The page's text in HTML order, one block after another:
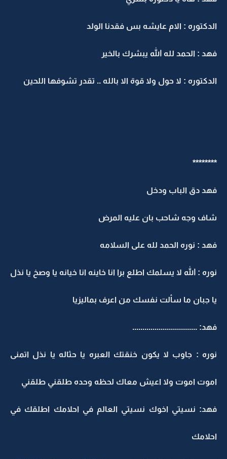
: الام عايشه بس فقدنا الولد
: الحمد لله الله يبشرك بالخير
: لا حول ولا قوة الا بالله .. تقدر تشوفها اللحين
دق الباب ودخل
وجه شاحب بان عليه المرض
: نوره الحمد لله على السلامه
: الله لا يسلمك اطلع برا انا خاينه انا خيانه يا وصخ يا نذل
جبان ما سألت نفسك من اعرف بماليزيا
................................
: جاوب لا يكون خنقتك العبره يا حثاله يا نذل اتمنى
اموت ولا اعيش معاك لحظه وحده طلقني طلقني
نسيتي اخوك نسيتي العالم في احلامك اطلقك في